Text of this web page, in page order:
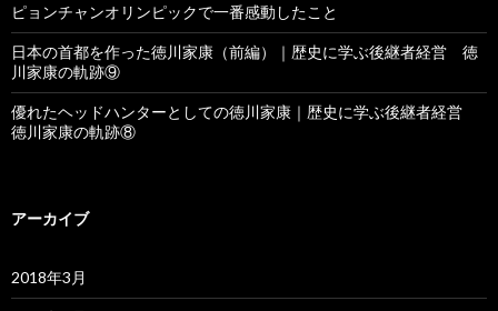
ピョンチャンオリンピックで一番感動したこと
日本の首都を作った徳川家康（前編）｜歴史に学ぶ後継者経営 徳
川家康の軌跡⑨
優れたヘッドハンターとしての徳川家康｜歴史に学ぶ後継者経営
徳川家康の軌跡⑧
アーカイブ
2018年3月